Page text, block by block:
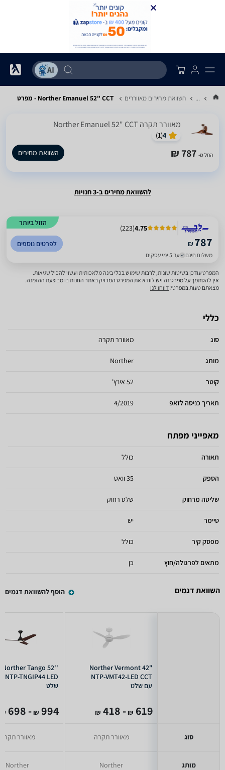
... השוואת מחירים מאווררים Norther Emanuel 52" CCT - מפרט
‏מאוורר תקרה Norther Emanuel 52" CCT
4
(
1
)
החל מ- 787 ₪ השוואת מחירים
להשוואת מחירים ב-3 חנויות
הזול ביותר
4.75
(
223
)
₪787
משלוח חינם עד 5 ימי עסקים
לפרטים נוספים
המפרט עודכן בשיטות שונות, לרבות שימוש בכלי בינה מלאכותית ועשוי להכיל שגיאות.
אין להסתמך על מפרט זה ויש לוודא את המפרט המדויק באתר החנות בו מבוצעת ההזמנה.
מצאתם טעות במפרט?דווחו לנו
כללי
סוג מאוורר תקרה
מותג Norther
קוטר 52 אינץ'
תאריך כניסה לזאפ 4/2019
מאפייני מפתח
תאורה כולל
הספק 35 וואט
שליטה מרחוק שלט רחוק
טיימר יש
מפסק קיר כולל
מתאים לפרגולה/חוץ כן
השוואת דגמים הוסף להשוואת דגמים
סוג
מותג
Norther Vermont 42"
NTP-VMT42-LED CCT
עם שלט
619
₪
- 418
₪
מאוורר תקרה
Norther
Norther Tango 52''
שלט
994
₪
- 698
₪
מאוורר תקרה
Norther